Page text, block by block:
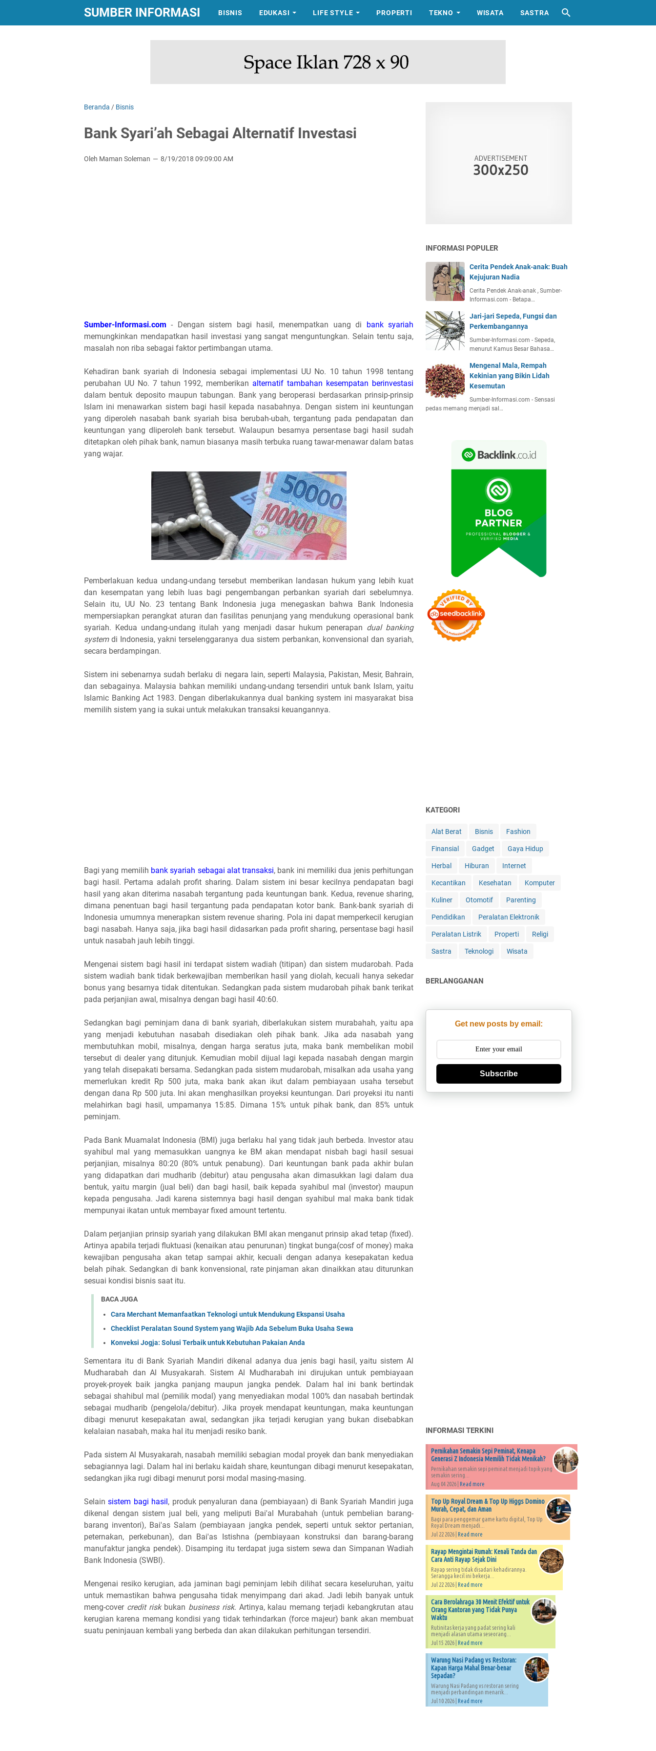
SUMBER INFORMASI BISNIS EDUKASI LIFE STYLE PROPERTI TEKNO WISATA SASTRA
Beranda / Bisnis
Bank Syari’ah Sebagai Alternatif Investasi
Oleh Maman Soleman 8/19/2018 09:09:00 AM
Sumber-Informasi.com - Dengan sistem bagi hasil, menempatkan uang di bank syariah
memungkinkan mendapatkan hasil investasi yang sangat menguntungkan. Selain tentu saja,
masalah non riba sebagai faktor pertimbangan utama.
Kehadiran bank syariah di Indonesia sebagai implementasi UU No. 10 tahun 1998 tentang
perubahan UU No. 7 tahun 1992, memberikan alternatif tambahan kesempatan berinvestasi
dalam bentuk deposito maupun tabungan. Bank yang beroperasi berdasarkan prinsip-prinsip
Islam ini menawarkan sistem bagi hasil kepada nasabahnya. Dengan sistem ini keuntungan
yang diperoleh nasabah bank syariah bisa berubah-ubah, tergantung pada pendapatan dan
keuntungan yang dliperoleh bank tersebut. Walaupun besarnya persentase bagi hasil sudah
ditetapkan oleh pihak bank, namun biasanya masih terbuka ruang tawar-menawar dalam batas
yang wajar.
Pemberlakuan kedua undang-undang tersebut memberikan landasan hukum yang lebih kuat
dan kesempatan yang lebih luas bagi pengembangan perbankan syariah dari sebelumnya.
Selain itu, UU No. 23 tentang Bank Indonesia juga menegaskan bahwa Bank Indonesia
mempersiapkan perangkat aturan dan fasilitas penunjang yang mendukung operasional bank
syariah. Kedua undang-undang itulah yang menjadi dasar hukum penerapan dual banking
systemdi Indonesia, yakni terselenggaranya dua sistem perbankan, konvensional dan syariah,
secara berdampingan.
Sistem ini sebenarnya sudah berlaku di negara lain, seperti Malaysia, Pakistan, Mesir, Bahrain,
dan sebagainya. Malaysia bahkan memiliki undang-undang tersendiri untuk bank Islam, yaitu
Islamic Banking Act 1983. Dengan diberlakukannya dual banking system ini masyarakat bisa
memilih sistem yang ia sukai untuk melakukan transaksi keuangannya.
Bagi yang memilih bank syariah sebagai alat transaksi, bank ini memiliki dua jenis perhitungan
bagi hasil. Pertama adalah profit sharing. Dalam sistem ini besar kecilnya pendapatan bagi
hasil yang akan diterima nasabah tergantung pada keuntungan bank. Kedua, revenue sharing,
dimana penentuan bagi hasil tergantung pada pendapatan kotor bank. Bank-bank syariah di
Indonesia umumnya menerapkan sistem revenue sharing. Pola ini dapat memperkecil kerugian
bagi nasabah. Hanya saja, jika bagi hasil didasarkan pada profit sharing, persentase bagi hasil
untuk nasabah jauh lebih tinggi.
Mengenai sistem bagi hasil ini terdapat sistem wadiah (titipan) dan sistem mudarobah. Pada
sistem wadiah bank tidak berkewajiban memberikan hasil yang diolah, kecuali hanya sekedar
bonus yang besarnya tidak ditentukan. Sedangkan pada sistem mudarobah pihak bank terikat
pada perjanjian awal, misalnya dengan bagi hasil 40:60.
Sedangkan bagi peminjam dana di bank syariah, diberlakukan sistem murabahah, yaitu apa
yang menjadi kebutuhan nasabah disediakan oleh pihak bank. Jika ada nasabah yang
membutuhkan mobil, misalnya, dengan harga seratus juta, maka bank membelikan mobil
tersebut di dealer yang ditunjuk. Kemudian mobil dijual lagi kepada nasabah dengan margin
yang telah disepakati bersama. Sedangkan pada sistem mudarobah, misalkan ada usaha yang
memerlukan kredit Rp 500 juta, maka bank akan ikut dalam pembiayaan usaha tersebut
dengan dana Rp 500 juta. Ini akan menghasilkan proyeksi keuntungan. Dari proyeksi itu nanti
melahirkan bagi hasil, umpamanya 15:85. Dimana 15% untuk pihak bank, dan 85% untuk
peminjam.
Pada Bank Muamalat Indonesia (BMI) juga berlaku hal yang tidak jauh berbeda. Investor atau
syahibul mal yang memasukkan uangnya ke BM akan mendapat nisbah bagi hasil sesuai
perjanjian, misalnya 80:20 (80% untuk penabung). Dari keuntungan bank pada akhir bulan
yang didapatkan dari mudharib (debitur) atau pengusaha akan dimasukkan lagi dalam dua
bentuk, yaitu margin (jual beli) dan bagi hasil, baik kepada syahibul mal (investor) maupun
kepada pengusaha. Jadi karena sistemnya bagi hasil dengan syahibul mal maka bank tidak
mempunyai ikatan untuk membayar fixed amount tertentu.
Dalam perjanjian prinsip syariah yang dilakukan BMI akan menganut prinsip akad tetap (fixed).
Artinya apabila terjadi fluktuasi (kenaikan atau penurunan) tingkat bunga(cosf of money) maka
kewajiban pengusaha akan tetap sampai akhir, kecuali dengan adanya kesepakatan kedua
belah pihak. Sedangkan di bank konvensional, rate pinjaman akan dinaikkan atau diturunkan
sesuai kondisi bisnis saat itu.
BACA JUGA
Cara Merchant Memanfaatkan Teknologi untuk Mendukung Ekspansi Usaha
Checklist Peralatan Sound System yang Wajib Ada Sebelum Buka Usaha Sewa
Konveksi Jogja: Solusi Terbaik untuk Kebutuhan Pakaian Anda
Sementara itu di Bank Syariah Mandiri dikenal adanya dua jenis bagi hasil, yaitu sistem Al
Mudharabah dan Al Musyakarah. Sistem Al Mudharabah ini dirujukan untuk pembiayaan
proyek-proyek baik jangka panjang maupun jangka pendek. Dalam hal ini bank bertindak
sebagai shahibul mal (pemilik modal) yang menyediakan modal 100% dan nasabah bertindak
sebagai mudharib (pengelola/debitur). Jika proyek mendapat keuntungan, maka keuntungan
dibagi menurut kesepakatan awal, sedangkan jika terjadi kerugian yang bukan disebabkan
kelalaian nasabah, maka hal itu menjadi resiko bank.
Pada sistem Al Musyakarah, nasabah memiliki sebagian modal proyek dan bank menyediakan
sebagiannya lagi. Dalam hal ini berlaku kaidah share, keuntungan dibagi menurut kesepakatan,
sedangkan jika rugi dibagi menurut porsi modal masing-masing.
Selainsistem bagi hasil, produk penyaluran dana (pembiayaan) di Bank Syariah Mandiri juga
dikenal dengan sistem jual beli, yang meliputi Bai'al Murabahah (untuk pembelian barang-
barang inventori), Bai'as Salam (pembiayaan jangka pendek, seperti untuk sektor pertanian,
peternakan, perkebunan), dan Bai'as Istishna (pembiayaan konstruksi dan barang-barang
manufaktur jangka pendek). Disamping itu terdapat juga sistem sewa dan Simpanan Wadiah
Bank Indonesia (SWBI).
Mengenai resiko kerugian, ada jaminan bagi peminjam lebih dilihat secara keseluruhan, yaitu
untuk memastikan bahwa pengusaha tidak menyimpang dari akad. Jadi lebih banyak untuk
meng-cover credit riskbukan business risk. Artinya, kalau memang terjadi kebangkrutan atau
kerugian karena memang kondisi yang tidak terhindarkan (force majeur) bank akan membuat
suatu peninjauan kembali yang berbeda dan akan dilakukan perhitungan tersendiri.
INFORMASI POPULER
Cerita Pendek Anak-anak: Buah
Kejujuran Nadia
Cerita Pendek Anak-anak , Sumber-
Informasi.com - Betapa…
Jari-jari Sepeda, Fungsi dan
Perkembangannya
Sumber-Informasi.com - Sepeda,
menurut Kamus Besar Bahasa…
Mengenal Mala, Rempah
Kekinian yang Bikin Lidah
Kesemutan
Sumber-Informasi.com - Sensasi
pedas memang menjadi sal…
KATEGORI
Alat Berat Bisnis Fashion
Finansial Gadget Gaya Hidup
Herbal Hiburan Internet
Kecantikan Kesehatan Komputer
Kuliner Otomotif Parenting
Pendidikan Peralatan Elektronik
Peralatan Listrik Properti Religi
Sastra Teknologi Wisata
BERLANGGANAN
Get new posts by email:
Subscribe
INFORMASI TERKINI
Pernikahan Semakin Sepi Peminat, Kenapa
Generasi Z Indonesia Memilih Tidak Menikah?
Pernikahan semakin sepi peminat menjadi topik yang
semakin sering...
Aug 04 2026 | Read more
Top Up Royal Dream & Top Up Higgs Domino
Murah, Cepat, dan Aman
Bagi para penggemar game kartu digital, Top Up
Royal Dream menjadi...
Jul 22 2026 | Read more
Rayap Mengintai Rumah: Kenali Tanda dan
Cara Anti Rayap Sejak Dini
Rayap sering tidak disadari kehadirannya.
Serangga kecil ini bekerja...
Jul 22 2026 | Read more
Cara Berolahraga 30 Menit Efektif untuk
Orang Kantoran yang Tidak Punya
Waktu
Rutinitas kerja yang padat sering kali
menjadi alasan utama seseorang...
Jul 15 2026 | Read more
Warung Nasi Padang vs Restoran:
Kapan Harga Mahal Benar-benar
Sepadan?
Warung Nasi Padang vs restoran sering
menjadi perbandingan menarik...
Jul 10 2026 | Read more